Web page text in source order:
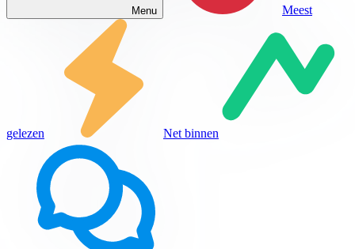
Menu Meest
gelezen Net binnen